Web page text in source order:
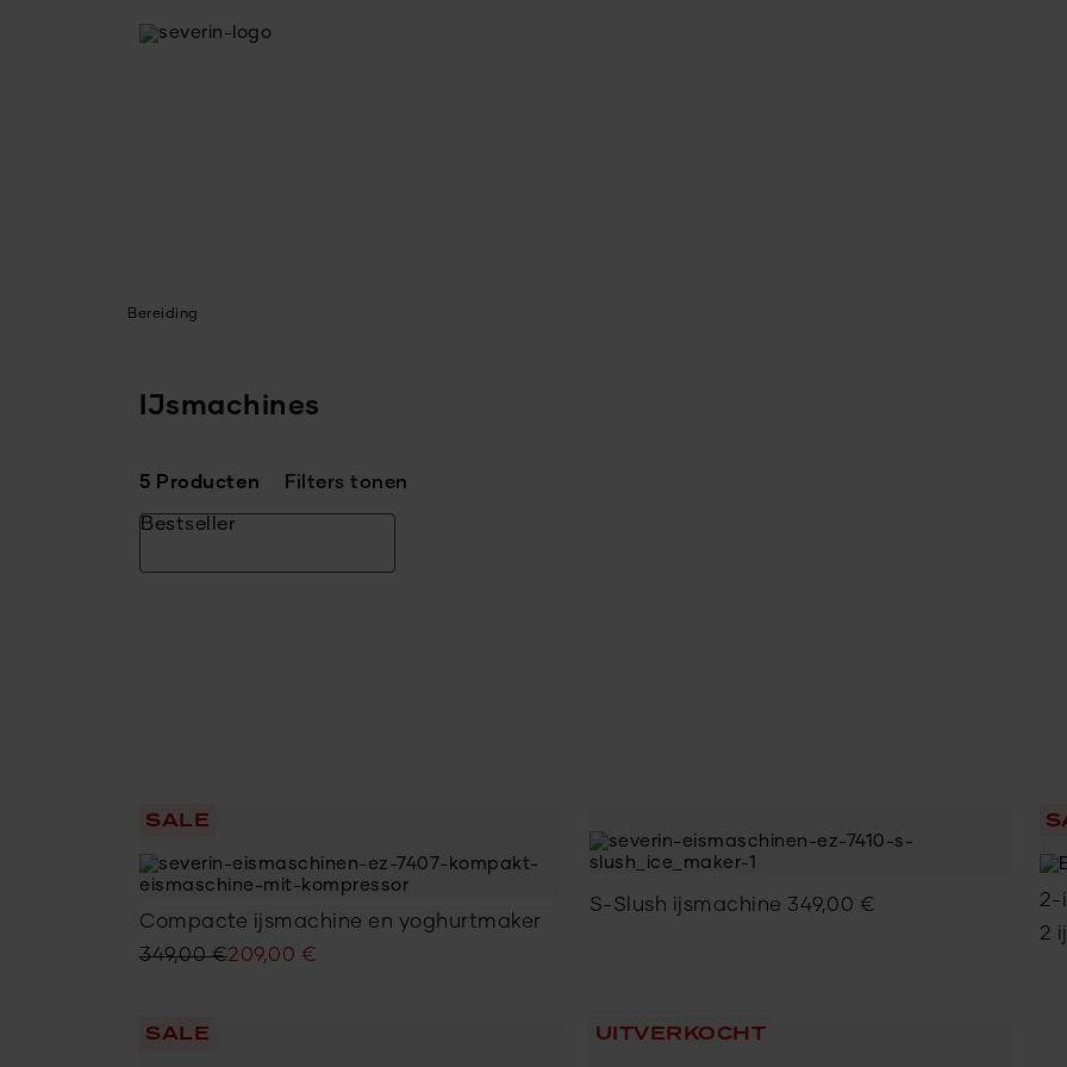
Bereiding
IJsmachines
5 Producten Filters tonen
Bestseller
SALE
Compacte ijsmachine en yoghurtmaker
349,00€
Oorspronkelijke
349,00 €.
209,00 €
Huidige
209,00 €.
S-Slush ijsmachine 349,00 €
2-
2
SALE UITVERKOCHT